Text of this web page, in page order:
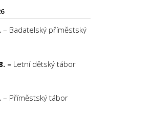
– Badatelský příměstský
– Letní dětský tábor
– Příměstský tábor